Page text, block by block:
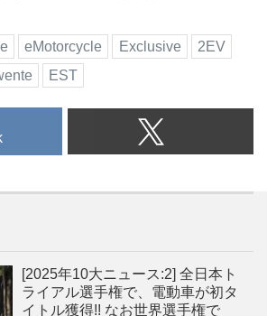
eMotorcycle Exclusive
2EV
EST
[2025年10大ニュース:2] 全日本ト
ライアル選手権で、電動車が初タ
イトル獲得!! なお世界選手権で